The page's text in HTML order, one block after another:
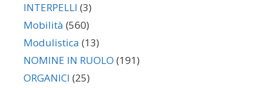
INTERPELLI (3)
Mobilità (560)
Modulistica (13)
NOMINE IN RUOLO (191)
ORGANICI (25)